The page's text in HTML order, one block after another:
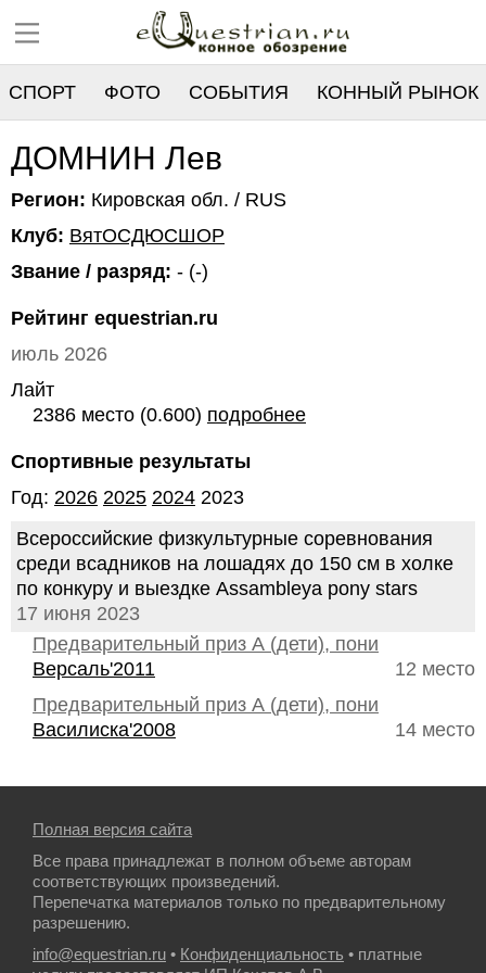
СПОРТ ФОТО СОБЫТИЯ КОННЫЙ РЫНОК
РЕЕСТР
ДОМНИН Лев
Регион: Кировская обл. / RUS
Клуб: ВятОСДЮСШОР
Звание / разряд: - (-)
Рейтинг equestrian.ru
июль 2026
Лайт
2386 место (0.600) подробнее
Спортивные результаты
Год: 2026 2025 2024 2023
Всероссийские физкультурные соревнования
среди всадников на лошадях до 150 см в холке
по конкуру и выездке Assambleya pony stars
17 июня 2023
Предварительный приз А (дети), пони
12 место
Версаль'2011
Предварительный приз А (дети), пони
14 место
Василиска'2008
Полная версия сайта
Все права принадлежат в полном объеме авторам
соответствующих произведений.
Перепечатка материалов только по предварительному
разрешению.
info@equestrian.ru • Конфиденциальность • платные